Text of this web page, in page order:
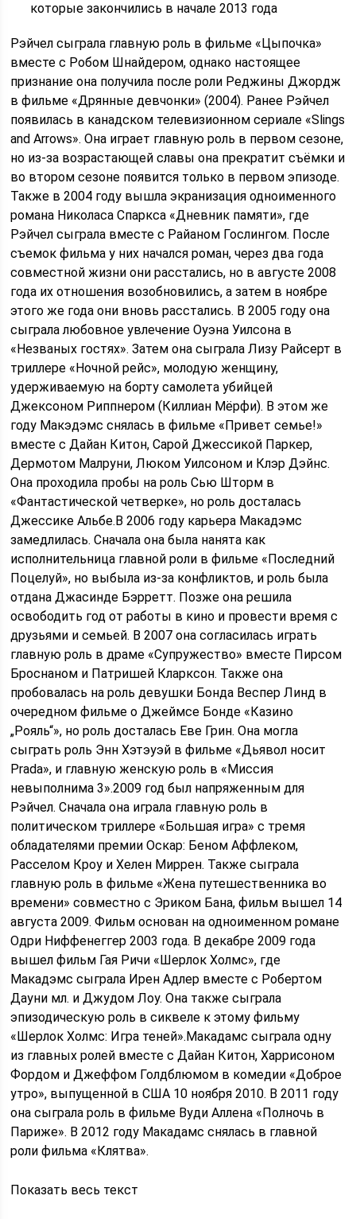
которые закончились в начале 2013 года
Рэйчел сыграла главную роль в фильме «Цыпочка»
вместе с Робом Шнайдером, однако настоящее
признание она получила после роли Реджины Джордж
в фильме «Дрянные девчонки» (2004). Ранее Рэйчел
появилась в канадском телевизионном сериале «Slings
and Arrows». Она играет главную роль в первом сезоне,
но из-за возрастающей славы она прекратит съёмки и
во втором сезоне появится только в первом эпизоде.
Также в 2004 году вышла экранизация одноименного
романа Николаса Спаркса «Дневник памяти», где
Рэйчел сыграла вместе с Райаном Гослингом. После
съемок фильма у них начался роман, через два года
совместной жизни они расстались, но в августе 2008
года их отношения возобновились, а затем в ноябре
этого же года они вновь расстались. В 2005 году она
сыграла любовное увлечение Оуэна Уилсона в
«Незваных гостях». Затем она сыграла Лизу Райсерт в
триллере «Ночной рейс», молодую женщину,
удерживаемую на борту самолета убийцей
Джексоном Риппнером (Киллиан Мёрфи). В этом же
году Макэдэмс снялась в фильме «Привет семье!»
вместе с Дайан Китон, Сарой Джессикой Паркер,
Дермотом Малруни, Люком Уилсоном и Клэр Дэйнс.
Она проходила пробы на роль Сью Шторм в
«Фантастической четверке», но роль досталась
Джессике Альбе.В 2006 году карьера Макадэмс
замедлилась. Сначала она была нанята как
исполнительница главной роли в фильме «Последний
Поцелуй», но выбыла из-за конфликтов, и роль была
отдана Джасинде Бэрретт. Позже она решила
освободить год от работы в кино и провести время с
друзьями и семьей. В 2007 она согласилась играть
главную роль в драме «Супружество» вместе Пирсом
Броснаном и Патришей Кларксон. Также она
пробовалась на роль девушки Бонда Веспер Линд в
очередном фильме о Джеймсе Бонде «Казино
„Рояль“», но роль досталась Еве Грин. Она могла
сыграть роль Энн Хэтэуэй в фильме «Дьявол носит
Prada», и главную женскую роль в «Миссия
невыполнима 3».2009 год был напряженным для
Рэйчел. Сначала она играла главную роль в
политическом триллере «Большая игра» с тремя
обладателями премии Оскар: Беном Аффлеком,
Расселом Кроу и Хелен Миррен. Также сыграла
главную роль в фильме «Жена путешественника во
времени» совместно с Эриком Бана, фильм вышел 14
августа 2009. Фильм основан на одноименном романе
Одри Ниффенеггер 2003 года. В декабре 2009 года
вышел фильм Гая Ричи «Шерлок Холмс», где
Макадэмс сыграла Ирен Адлер вместе с Робертом
Дауни мл. и Джудом Лоу. Она также сыграла
эпизодическую роль в сиквеле к этому фильму
«Шерлок Холмс: Игра теней».Макадамс сыграла одну
из главных ролей вместе с Дайан Китон, Харрисоном
Фордом и Джеффом Голдблюмом в комедии «Доброе
утро», выпущенной в США 10 ноября 2010. В 2011 году
она сыграла роль в фильме Вуди Аллена «Полночь в
Париже». В 2012 году Макадамс снялась в главной
роли фильма «Клятва».
Показать весь текст